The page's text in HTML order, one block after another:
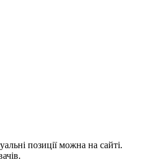
позиції можна на сайті.